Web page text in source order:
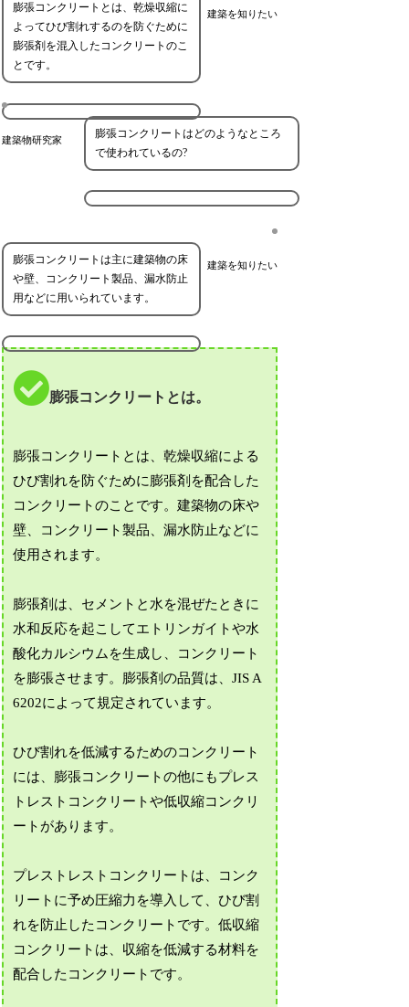
建築を知りたい
膨張コンクリートとは、乾燥収縮に
よってひび割れするのを防ぐために
膨張剤を混入したコンクリートのこ
とです。
建築物研究家
膨張コンクリートはどのようなところ
で使われているの?
建築を知りたい
膨張コンクリートは主に建築物の床
や壁、コンクリート製品、漏水防止
用などに用いられています。
膨張コンクリートとは。
膨張コンクリートとは、乾燥収縮による
ひび割れを防ぐために膨張剤を配合した
コンクリートのことです。建築物の床や
壁、コンクリート製品、漏水防止などに
使用されます。
膨張剤は、セメントと水を混ぜたときに
水和反応を起こしてエトリンガイトや水
酸化カルシウムを生成し、コンクリート
を膨張させます。膨張剤の品質は、JIS A
6202によって規定されています。
ひび割れを低減するためのコンクリート
には、膨張コンクリートの他にもプレス
トレストコンクリートや低収縮コンクリ
ートがあります。
プレストレストコンクリートは、コンク
リートに予め圧縮力を導入して、ひび割
れを防止したコンクリートです。低収縮
コンクリートは、収縮を低減する材料を
配合したコンクリートです。